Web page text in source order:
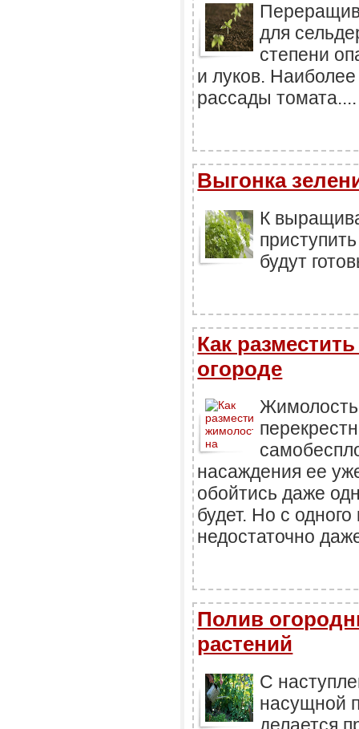
для
степени
и луков.
рассады томата....
Выгонка
К
будут
Как
огороде
насаждения ее
обойтись даже
будет. Но с одного
недостаточно
Полив
растений
С
насущной